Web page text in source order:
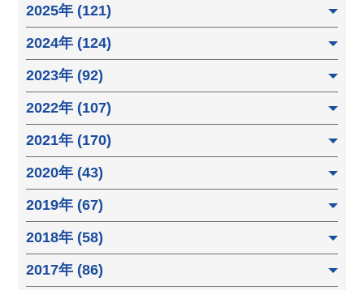
2025年 (121)
2024年 (124)
2023年 (92)
2022年 (107)
2021年 (170)
2020年 (43)
2019年 (67)
2018年 (58)
2017年 (86)